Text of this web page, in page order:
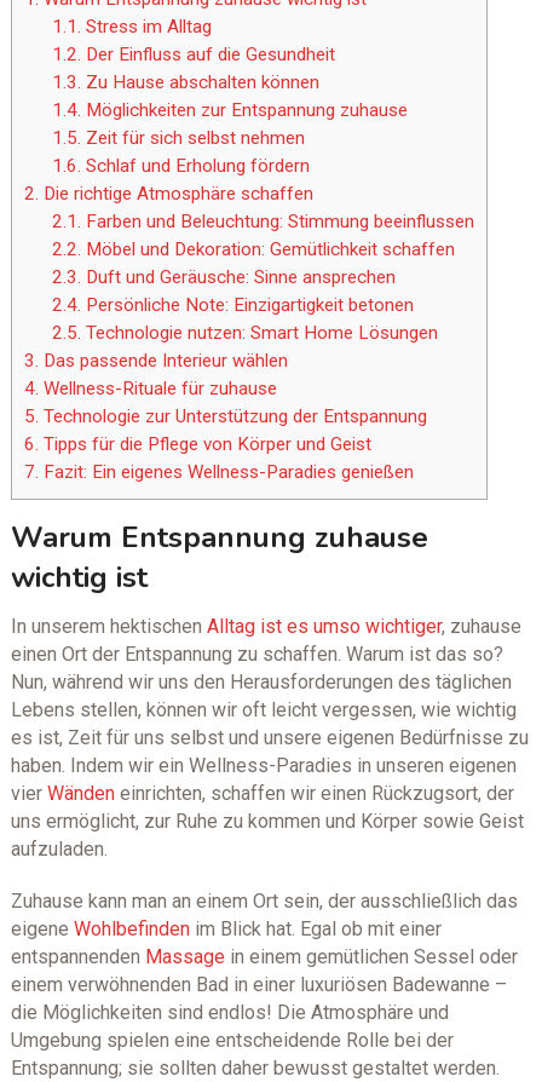
1.1. Stress im Alltag
1.2. Der Einfluss auf die Gesundheit
1.3. Zu Hause abschalten können
1.4. Möglichkeiten zur Entspannung zuhause
1.5. Zeit für sich selbst nehmen
1.6. Schlaf und Erholung fördern
2. Die richtige Atmosphäre schaffen
2.1. Farben und Beleuchtung: Stimmung beeinflussen
2.2. Möbel und Dekoration: Gemütlichkeit schaffen
2.3. Duft und Geräusche: Sinne ansprechen
2.4. Persönliche Note: Einzigartigkeit betonen
2.5. Technologie nutzen: Smart Home Lösungen
3. Das passende Interieur wählen
4. Wellness-Rituale für zuhause
5. Technologie zur Unterstützung der Entspannung
6. Tipps für die Pflege von Körper und Geist
7. Fazit: Ein eigenes Wellness-Paradies genießen
Warum Entspannung zuhause
wichtig ist
In unserem hektischen Alltag ist es umso wichtiger, zuhause
einen Ort der Entspannung zu schaffen. Warum ist das so?
Nun, während wir uns den Herausforderungen des täglichen
Lebens stellen, können wir oft leicht vergessen, wie wichtig
es ist, Zeit für uns selbst und unsere eigenen Bedürfnisse zu
haben. Indem wir ein Wellness-Paradies in unseren eigenen
vier Wändeneinrichten, schaffen wir einen Rückzugsort, der
uns ermöglicht, zur Ruhe zu kommen und Körper sowie Geist
aufzuladen.
Zuhause kann man an einem Ort sein, der ausschließlich das
eigene Wohlbefindenim Blick hat. Egal ob mit einer
entspannenden Massage in einem gemütlichen Sessel oder
einem verwöhnenden Bad in einer luxuriösen Badewanne –
die Möglichkeiten sind endlos! Die Atmosphäre und
Umgebung spielen eine entscheidende Rolle bei der
Entspannung; sie sollten daher bewusst gestaltet werden.